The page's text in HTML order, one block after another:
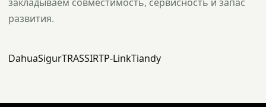
развития.
DahuaSigurTRASSIRTP-LinkTiandy